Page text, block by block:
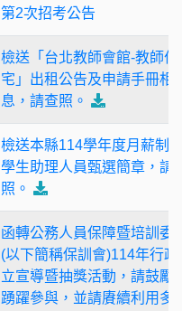
第2次招考公告
檢送「台北教師會館-教師住
宅」出租公告及申請手冊相
息，請查照。
檢送本縣114學年度月薪制
學生助理人員甄選簡章，請
照。
函轉公務人員保障暨培訓委
(以下簡稱保訓會)114年行政
立宣導暨抽獎活動，請鼓勵
踴躍參與，並請賡續利用多